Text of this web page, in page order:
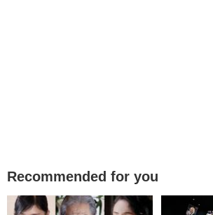
Recommended for you